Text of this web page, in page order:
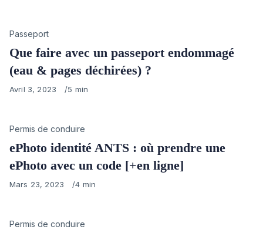
Category
Passeport
Que faire avec un passeport endommagé
(eau & pages déchirées) ?
Published
Avril 3, 2023 5 min
Category
Permis de conduire
ePhoto identité ANTS : où prendre une
ePhoto avec un code [+en ligne]
Published
Mars 23, 2023 4 min
Category
Permis de conduire